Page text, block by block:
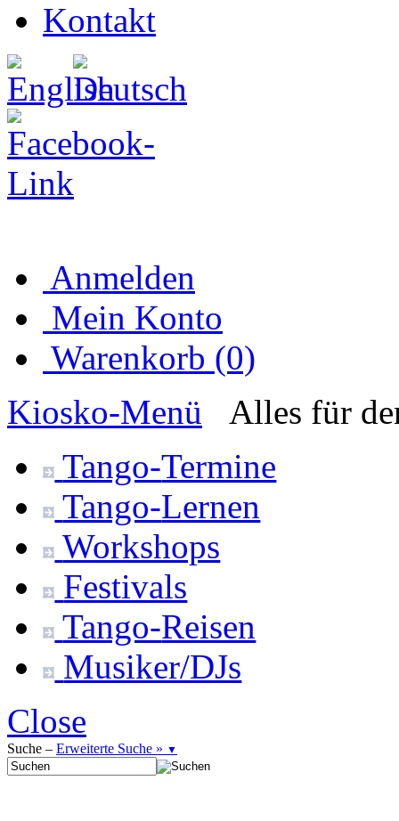
Kontakt
Anmelden
Mein Konto
Warenkorb (0)
Kiosko-Menü
Alles für
Tango-Termine
Tango-Lernen
Workshops
Festivals
Tango-Reisen
Musiker/DJs
Close
Suche – Erweiterte Suche » ▼